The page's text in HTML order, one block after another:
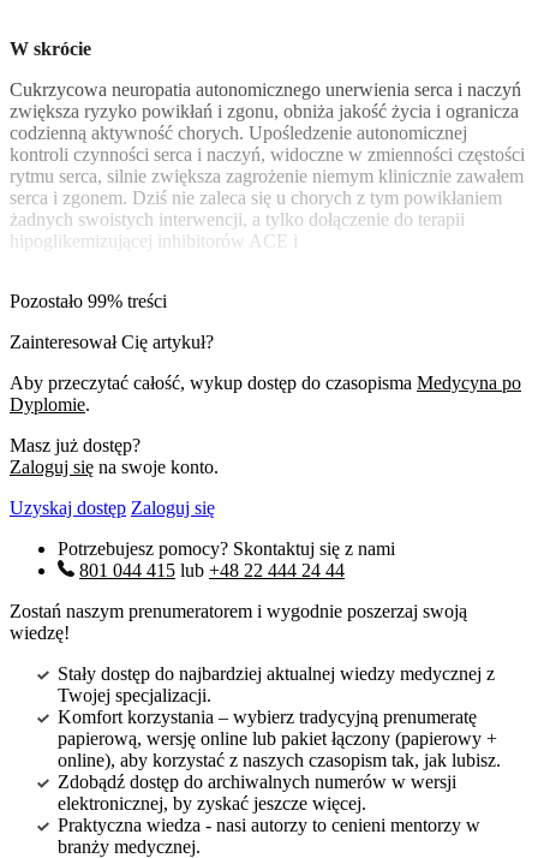
W skrócie
Cukrzycowa neuropatia autonomicznego unerwienia serca i naczyń
zwiększa ryzyko powikłań i zgonu, obniża jakość życia i ogranicza
codzienną aktywność chorych. Upośledzenie autonomicznej
kontroli czynności serca i naczyń, widoczne w zmienności częstości
rytmu serca, silnie zwiększa zagrożenie niemym klinicznie zawałem
serca i zgonem. Dziś nie zaleca się u chorych z tym powikłaniem
żadnych swoistych interwencji, a tylko dołączenie do terapii
hipoglikemizującej inhibitorów ACE i
Pozostało 99% treści
Zainteresował Cię artykuł?
Aby przeczytać całość, wykup dostęp do czasopisma Medycyna po
Dyplomie.
Masz już dostęp?
Zaloguj się na swoje konto.
Uzyskaj dostęp Zaloguj się
Potrzebujesz pomocy? Skontaktuj się z nami
801 044 415 lub +48 22 444 24 44
Zostań naszym prenumeratorem i wygodnie poszerzaj swoją
wiedzę!
Stały dostęp do najbardziej aktualnej wiedzy medycznej z
Twojej specjalizacji.
Komfort korzystania – wybierz tradycyjną prenumeratę
papierową, wersję online lub pakiet łączony (papierowy +
online), aby korzystać z naszych czasopism tak, jak lubisz.
Zdobądź dostęp do archiwalnych numerów w wersji
elektronicznej, by zyskać jeszcze więcej.
Praktyczna wiedza - nasi autorzy to cenieni mentorzy w
branży medycznej.